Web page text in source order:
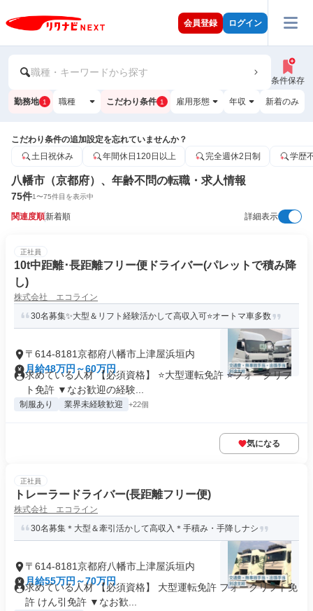
会員登録 ログイン
職種・キーワードから探す
条件保存
勤務地 1 職種 こだわり条件 1 雇用形態 年収 新着のみ
こだわり条件の追加設定を忘れていませんか？
土日祝休み
年間休日120日以上 完全週休2日制 学歴
八幡市（京都府）、年齢不問の転職・求人情報
75件1〜75件目を表示中
関連度順新着順 詳細表示
正社員
10t中距離･長距離フリー便ドライバー(パレットで積み降
し)
株式会社 エコライン
30名募集✨大型＆リフト経験活かして高収入可⭐オートマ車多数
〒614-8181京都府八幡市上津屋浜垣内
月給48万円～60万円
求めている人材 【必須資格】 ⭐大型運転免許 ⭐フォークリフ
ト免許 ▼なお歓迎の経験...
制服あり 業界未経験歓迎 +22個
気になる
正社員
トレーラードライバー(長距離フリー便)
株式会社 エコライン
30名募集＊大型＆牽引活かして高収入＊手積み・手降しナシ
〒614-8181京都府八幡市上津屋浜垣内
月給55万円～70万円
求めている人材 【必須資格】 大型運転免許 フォークリフト免
許 けん引免許 ▼なお歓...